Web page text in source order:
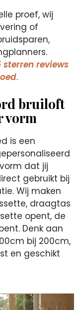
proef, wij
of
sterren reviews
.
bruiloft
vorm
is een
dat jij
gebruikt bij
Wij maken
draagtas
opent, de
Denk aan
bij 200cm,
en geschikt